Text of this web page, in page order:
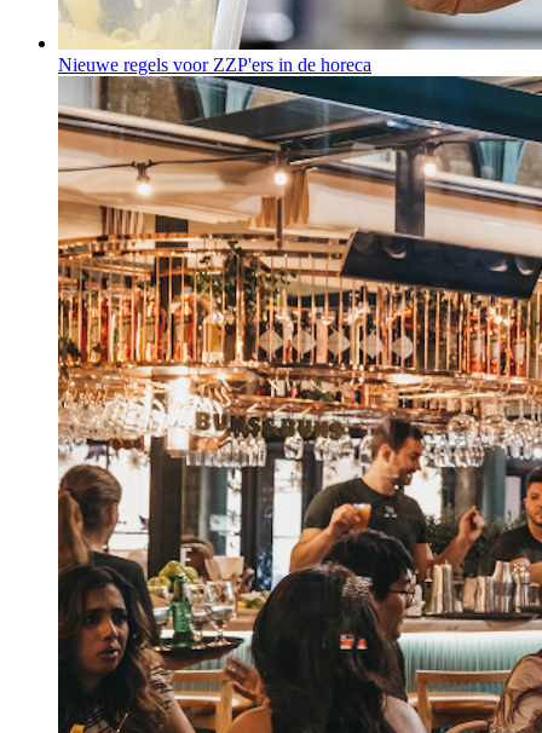
Nieuwe regels voor ZZP'ers in de horeca